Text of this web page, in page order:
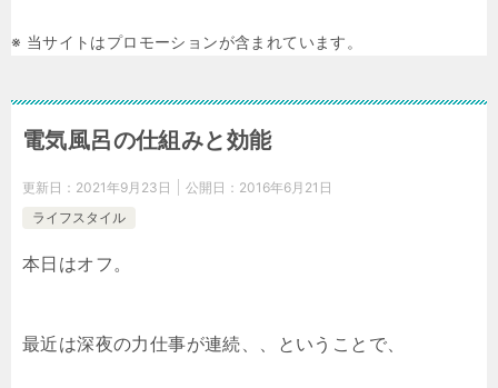
※ 当サイトはプロモーションが含まれています。
電気風呂の仕組みと効能
更新日： 2021年9月23日 公開日： 2016年6月21日
ライフスタイル
本日はオフ。
最近は深夜の力仕事が連続、、ということで、